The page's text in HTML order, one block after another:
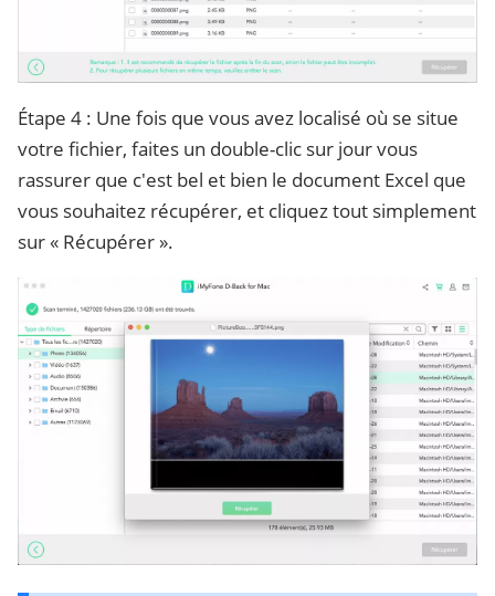
Étape 4 : Une fois que vous avez localisé où se situe
votre fichier, faites un double-clic sur jour vous
rassurer que c'est bel et bien le document Excel que
vous souhaitez récupérer, et cliquez tout simplement
sur « Récupérer ».